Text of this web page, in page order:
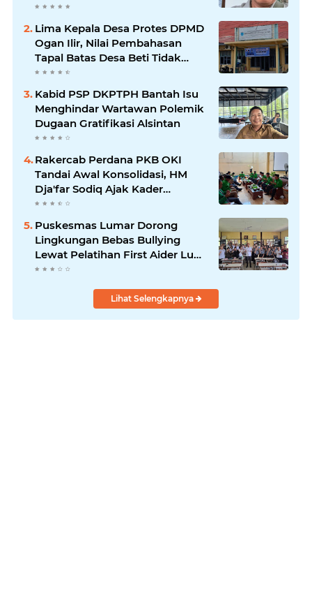
Lima Kepala Desa Protes DPMD
Ogan Ilir, Nilai Pembahasan
Tapal Batas Desa Beti Tidak
Transparan
Kabid PSP DKPTPH Bantah Isu
Menghindar Wartawan Polemik
Dugaan Gratifikasi Alsintan
Rakercab Perdana PKB OKI
Tandai Awal Konsolidasi, HM
Dja'far Sodiq Ajak Kader
Tinggalkan Dinamika Internal
Puskesmas Lumar Dorong
Lingkungan Bebas Bullying
Lewat Pelatihan First Aider Luka
Psikologis di SMAN 01
Lihat Selengkapnya